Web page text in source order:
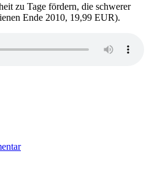
zu Tage fördern, die schwerer
Ende 2010, 19,99 EUR).
668: